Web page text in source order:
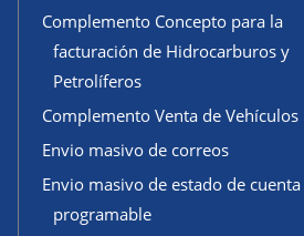
Complemento Concepto para la
facturación de Hidrocarburos y
Petrolíferos
Complemento Venta de Vehículos
Envio masivo de correos
Envio masivo de estado de cuenta
programable